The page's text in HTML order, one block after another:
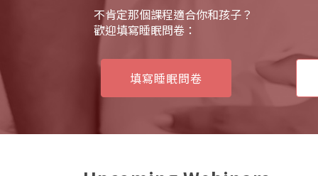
不肯定那個課程適合你和孩子？
歡迎填寫睡眠問卷：
填寫睡眠問卷